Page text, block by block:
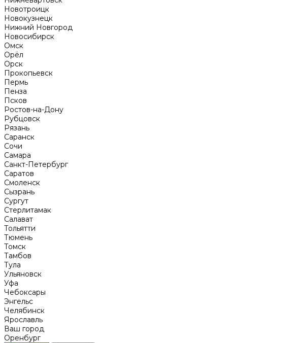
Новотроицк
Новокузнецк
Нижний Новгород
Новосибирск
Омск
Орёл
Орск
Прокопьевск
Пермь
Пенза
Псков
Ростов-на-Дону
Рубцовск
Рязань
Саранск
Сочи
Самара
Санкт-Петербург
Саратов
Смоленск
Сызрань
Сургут
Стерлитамак
Салават
Тольятти
Тюмень
Томск
Тамбов
Тула
Ульяновск
Уфа
Чебоксары
Энгельс
Челябинск
Ярославль
Ваш город
Оренбург